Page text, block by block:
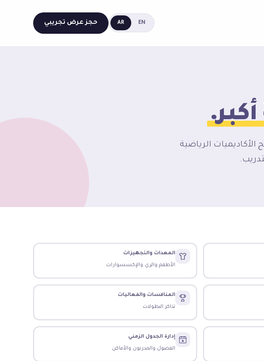
EN
AR حجز عرض تجريبي
الأكاديميات الرياضية
المعدات والتجهيزات
الأطقم والزي والإكسسوارات
المنافسات والفعاليات
تذاكر البطولات
إدارة الجدول الزمني
الفصول والمدربون والأماكن